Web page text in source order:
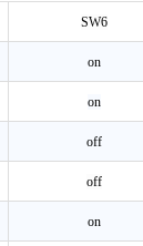
SW6
on
on
off
off
on